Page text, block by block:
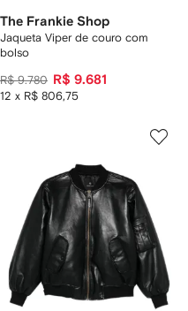
The Frankie Shop
Jaqueta Viper de couro com
bolso
R$ 9.780 R$ 9.681
12 x R$ 806,75